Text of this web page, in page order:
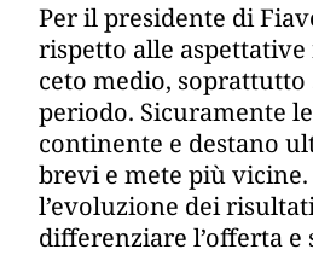
Per il presidente di
rispetto alle aspettative
ceto medio,
periodo. Sicuramente
continente e destano
brevi e mete più
l’evoluzione dei
differenziare l’offerta